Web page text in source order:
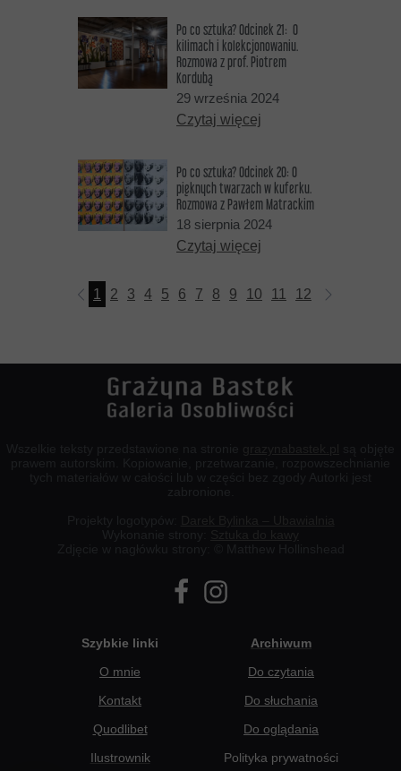
Po co sztuka? Odcinek 21: O
kilimach i kolekcjonowaniu.
Rozmowa z prof. Piotrem
Kordubą
29 września 2024
Czytaj więcej
Po co sztuka? Odcinek 20: O
pięknych twarzach w kuferku.
Rozmowa z Pawłem Matrackim
18 sierpnia 2024
Czytaj więcej
1 2 3 4 5 6 7 8 9 10 11 12 13
Szybkie linki
O mnie
Kontakt
Quodlibet
Ilustrownik
Archiwum
Do czytania
Do słuchania
Do oglądania
Polityka prywatności